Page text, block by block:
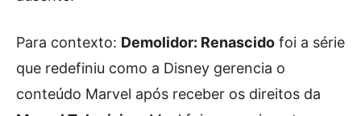
Para contexto: Demolidor: Renascido foi a série
que redefiniu como a Disney gerencia o
conteúdo Marvel após receber os direitos da